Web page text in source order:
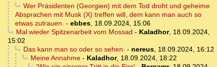
Wer Präsidenten (Georgien) mit dem Tod droht und geheime
Absprachen mit Musk (X) treffen will, dem kann man auch so
etwas zutrauen. - ebbes, 18.09.2024, 15:06
Mal wieder Spitzenarbeit vom Mossad - Kaladhor, 18.09.2024,
15:02
Das kann man so oder so sehen. - nereus, 18.09.2024, 16:12
Meine Annahme- Kaladhor, 18.09.2024, 18:22